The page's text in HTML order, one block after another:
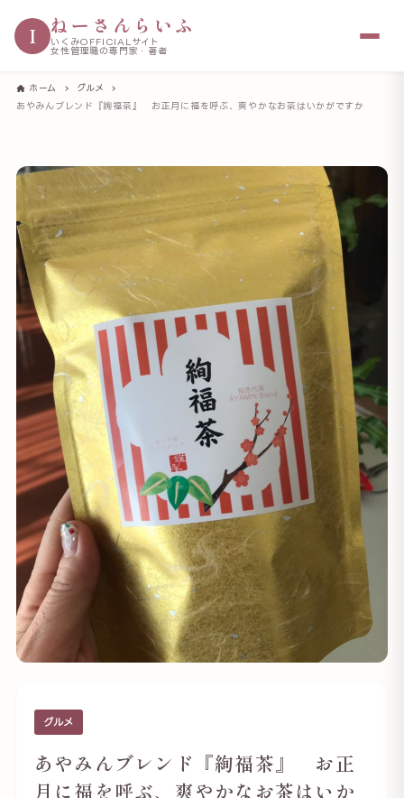
I ねーさんらいふ
いくみOFFICIALサイト
女性管理職の専門家・著者
ホーム
グルメ
あやみんブレンド『絢福茶』 お正月に福を呼ぶ、爽やかなお茶はいかがですか
グルメ
あやみんブレンド『絢福茶』 お正
月に福を呼ぶ、爽やかなお茶はいか